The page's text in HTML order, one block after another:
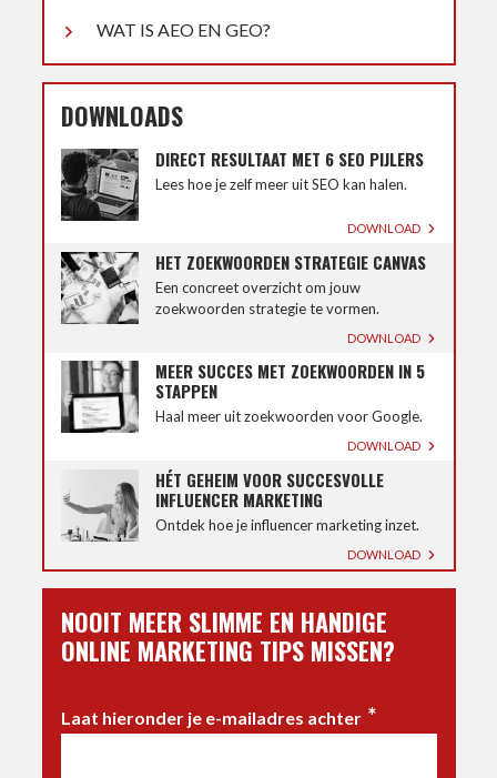
WAT IS AEO EN GEO?
DOWNLOADS
DIRECT RESULTAAT MET 6 SEO PIJLERS
Lees hoe je zelf meer uit SEO kan halen.
DOWNLOAD
HET ZOEKWOORDEN STRATEGIE CANVAS
Een concreet overzicht om jouw
zoekwoorden strategie te vormen.
DOWNLOAD
MEER SUCCES MET ZOEKWOORDEN IN 5
STAPPEN
Haal meer uit zoekwoorden voor Google.
DOWNLOAD
HÉT GEHEIM VOOR SUCCESVOLLE
INFLUENCER MARKETING
Ontdek hoe je influencer marketing inzet.
DOWNLOAD
NOOIT MEER SLIMME EN HANDIGE
ONLINE MARKETING TIPS MISSEN?
Laat hieronder je e-mailadres achter *